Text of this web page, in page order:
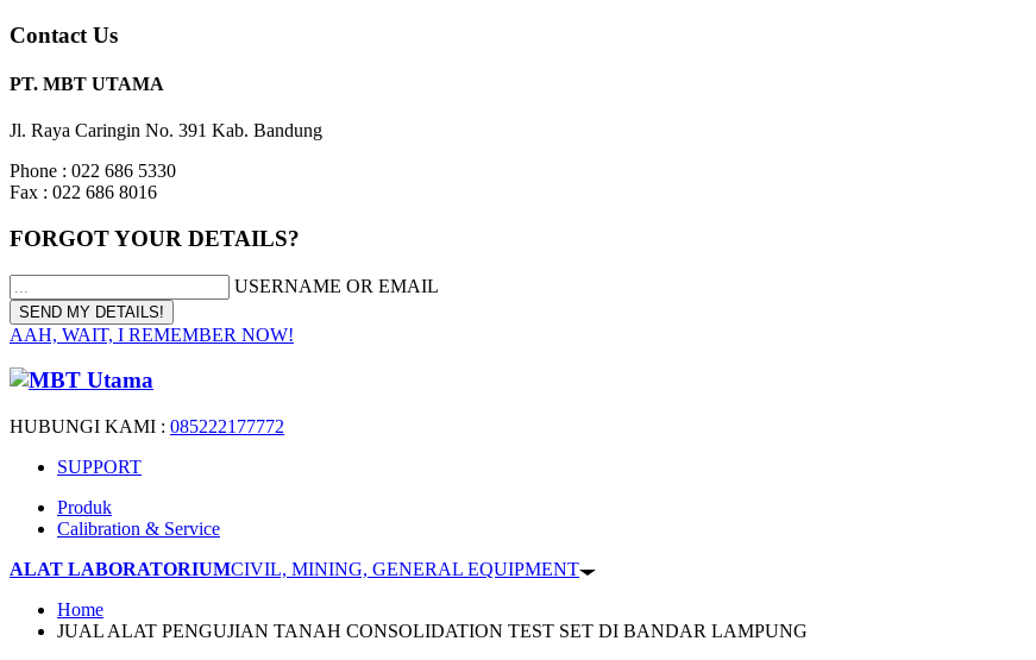
Contact Us
PT. MBT UTAMA
Jl. Raya Caringin No. 391 Kab. Bandung
Phone : 022 686 5330
Fax : 022 686 8016
FORGOT YOUR DETAILS?
USERNAME OR EMAIL
AAH, WAIT, I REMEMBER NOW!
HUBUNGI KAMI : 085222177772
SUPPORT
Produk
Calibration & Service
ALAT LABORATORIUMCIVIL, MINING, GENERAL EQUIPMENT
Home
JUAL ALAT PENGUJIAN TANAH CONSOLIDATION TEST SET DI BANDAR LAMPUNG